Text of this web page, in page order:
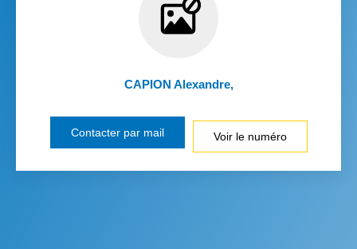
CAPION Alexandre,
Contacter par mail Voir le numéro